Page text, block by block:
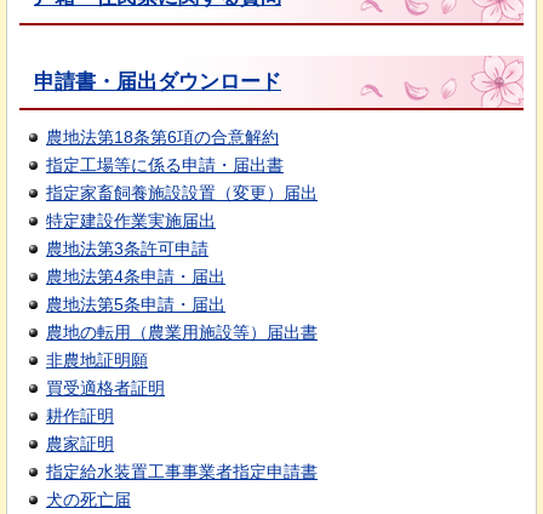
申請書・届出ダウンロード
農地法第18条第6項の合意解約
指定工場等に係る申請・届出書
指定家畜飼養施設設置（変更）届出
特定建設作業実施届出
農地法第3条許可申請
農地法第4条申請・届出
農地法第5条申請・届出
農地の転用（農業用施設等）届出書
非農地証明願
買受適格者証明
耕作証明
農家証明
指定給水装置工事事業者指定申請書
犬の死亡届